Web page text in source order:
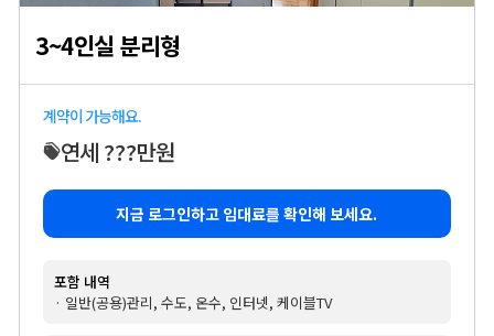
3~4인실 분리형
계약이 가능해요.
연세 ???만원
지금 로그인하고 임대료를 확인해 보세요.
포함 내역
· 일반(공용)관리, 수도, 온수, 인터넷, 케이블TV